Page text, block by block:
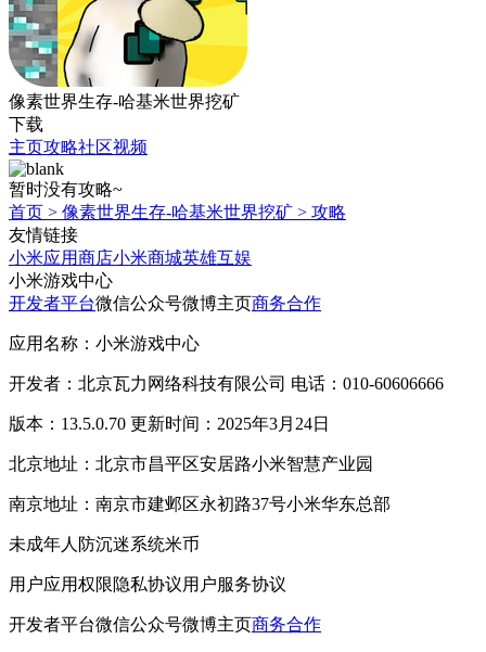
像素世界生存-哈基米世界挖矿
下载
主页攻略社区视频
暂时没有攻略~
首页 > 像素世界生存-哈基米世界挖矿 > 攻略
友情链接
小米应用商店小米商城英雄互娱
小米游戏中心
开发者平台微信公众号微博主页商务合作
应用名称：小米游戏中心
开发者：北京瓦力网络科技有限公司 电话：010-60606666
版本：13.5.0.70 更新时间：2025年3月24日
北京地址：北京市昌平区安居路小米智慧产业园
南京地址：南京市建邺区永初路37号小米华东总部
未成年人防沉迷系统米币
用户应用权限隐私协议用户服务协议
开发者平台微信公众号微博主页商务合作